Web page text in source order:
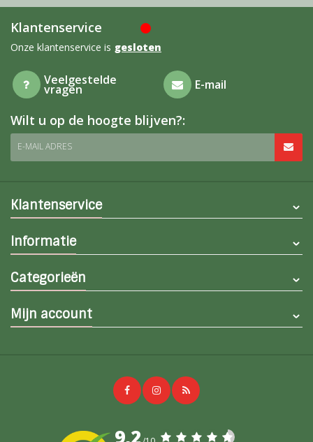
Klantenservice
Onze klantenservice is gesloten
Veelgestelde
vragen E-mail
Wilt u op de hoogte blijven?:
E-MAIL ADRES
Klantenservice
Informatie
Categorieën
Mijn account